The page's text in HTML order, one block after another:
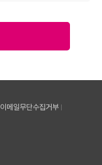
이메일무단수집거부